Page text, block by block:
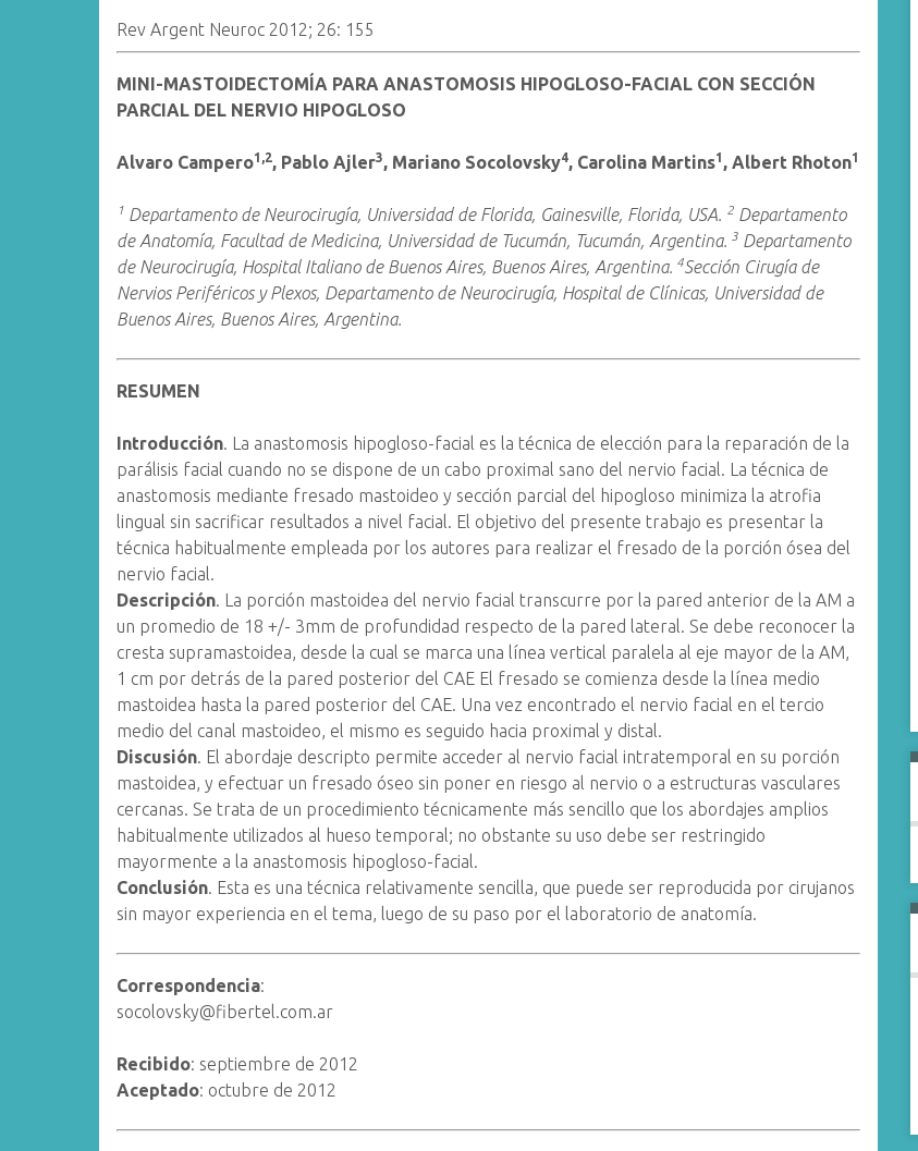
Rev Argent Neuroc 2012; 26: 155
MINI-MASTOIDECTOMÍA PARA ANASTOMOSIS HIPOGLOSO-FACIAL CON SECCIÓN
PARCIAL DEL NERVIO HIPOGLOSO
Alvaro Campero1,2, Pablo Ajler3, Mariano Socolovsky4, Carolina Martins1 , Albert Rhoton1
1 Departamento de Neurocirugía, Universidad de Florida, Gainesville, Florida, USA. 2 Departamento
de Anatomía, Facultad de Medicina, Universidad de Tucumán, Tucumán, Argentina. 3 Departamento
de Neurocirugía, Hospital Italiano de Buenos Aires, Buenos Aires, Argentina. 4Sección Cirugía de
Nervios Periféricos y Plexos, Departamento de Neurocirugía, Hospital de Clínicas, Universidad de
Buenos Aires, Buenos Aires, Argentina.
RESUMEN
Introducción. La anastomosis hipogloso-facial es la técnica de elección para la reparación de la
parálisis facial cuando no se dispone de un cabo proximal sano del nervio facial. La técnica de
anastomosis mediante fresado mastoideo y sección parcial del hipogloso minimiza la atrofia
lingual sin sacrificar resultados a nivel facial. El objetivo del presente trabajo es presentar la
técnica habitualmente empleada por los autores para realizar el fresado de la porción ósea del
nervio facial.
Descripción. La porción mastoidea del nervio facial transcurre por la pared anterior de la AM a
un promedio de 18 +/- 3mm de profundidad respecto de la pared lateral. Se debe reconocer la
cresta supramastoidea, desde la cual se marca una línea vertical paralela al eje mayor de la AM,
1 cm por detrás de la pared posterior del CAE El fresado se comienza desde la línea medio
mastoidea hasta la pared posterior del CAE. Una vez encontrado el nervio facial en el tercio
medio del canal mastoideo, el mismo es seguido hacia proximal y distal.
Discusión. El abordaje descripto permite acceder al nervio facial intratemporal en su porción
mastoidea, y efectuar un fresado óseo sin poner en riesgo al nervio o a estructuras vasculares
cercanas. Se trata de un procedimiento técnicamente más sencillo que los abordajes amplios
habitualmente utilizados al hueso temporal; no obstante su uso debe ser restringido
mayormente a la anastomosis hipogloso-facial.
Conclusión. Esta es una técnica relativamente sencilla, que puede ser reproducida por cirujanos
sin mayor experiencia en el tema, luego de su paso por el laboratorio de anatomía.
Correspondencia:
socolovsky@fibertel.com.ar
Recibido: septiembre de 2012
Aceptado: octubre de 2012